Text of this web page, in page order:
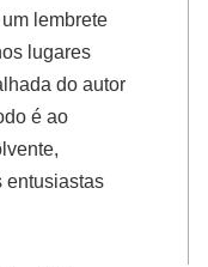
lembrete
lugares
do autor
é ao
entusiastas